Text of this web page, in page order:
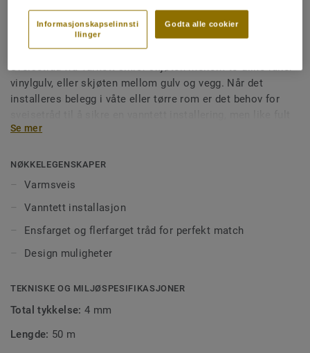
Sveisetråd for vinylgulv -
Unicoloured PINK 0141
Sveisetråd fra Tarkett sikrer skjøten mellom to ulike ruller
vinylgulv, eller skjøten mellom gulv og vegg. Når det
installeres belegg i våte eller tørre rom er det behov for
for å sikre en god installering på store flater i offentlig
og forhindrer smuss og møkk å trenge ned i skjøtene. Våre
sveisetråder kommer i ens- eller flerfargede utgaver for å
kontraster.
Se mer
NØKKELEGENSKAPER
Varmsveis
Vanntett installasjon
Ensfarget og flerfarget tråd for perfekt match
Design muligheter
TEKNISKE OG MILJØSPESIFIKASJONER
Total tykkelse:4 mm
Lengde: 50 m
Godta alle cookier
Informasjonskapselinnsti
llinger